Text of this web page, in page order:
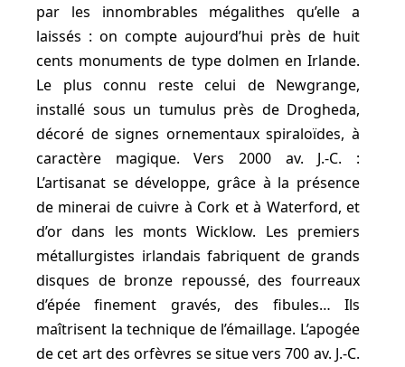
par les innombrables mégalithes qu’elle a
laissés : on compte aujourd’hui près de huit
cents monuments de type dolmen en Irlande.
Le plus connu reste celui de Newgrange,
installé sous un tumulus près de Drogheda,
décoré de signes ornementaux spiraloïdes, à
caractère magique. Vers 2000 av. J.-C. :
L’artisanat se développe, grâce à la présence
de minerai de cuivre à Cork et à Waterford, et
d’or dans les monts Wicklow. Les premiers
métallurgistes irlandais fabriquent de grands
disques de bronze repoussé, des fourreaux
d’épée finement gravés, des fibules… Ils
maîtrisent la technique de l’émaillage. L’apogée
de cet art des orfèvres se situe vers 700 av. J.-C.